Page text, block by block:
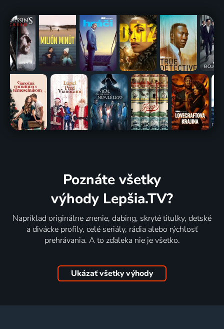
Poznáte všetky
výhody Lepšia.TV?
Napríklad originálne znenie, dabing, skryté titulky, detské
a divácke profily, celé seriály, rádia alebo rýchlosť
prehrávania. A to zďaleka nie je všetko.
Ukázať všetky výhody